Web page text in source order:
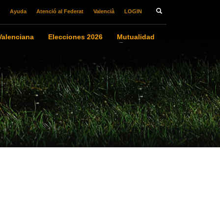
Ayuda Atenció al Federat Valencià LOGIN
Elecciones 2026
Mutualidad